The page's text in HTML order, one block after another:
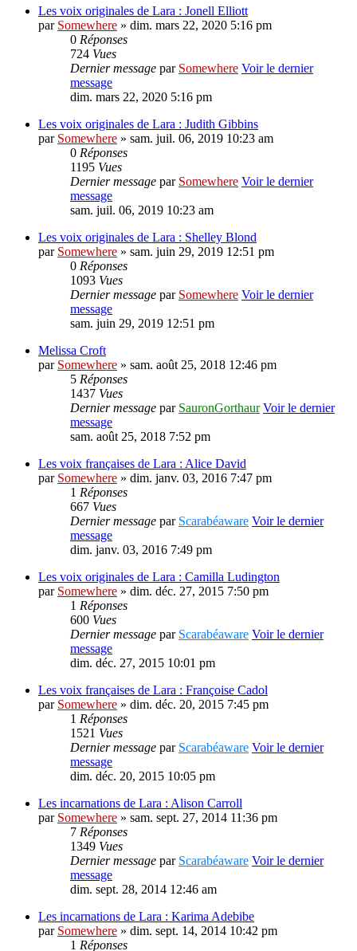
Les voix originales de Lara : Jonell Elliott
par Somewhere » dim. mars 22, 2020 5:16 pm
0 Réponses
724 Vues
Dernier message par Somewhere Voir le dernier
message
dim. mars 22, 2020 5:16 pm
Les voix originales de Lara : Judith Gibbins
par Somewhere » sam. juil. 06, 2019 10:23 am
0 Réponses
1195 Vues
Dernier message par Somewhere Voir le dernier
message
sam. juil. 06, 2019 10:23 am
Les voix originales de Lara : Shelley Blond
par Somewhere » sam. juin 29, 2019 12:51 pm
0 Réponses
1093 Vues
Dernier message par Somewhere Voir le dernier
message
sam. juin 29, 2019 12:51 pm
Melissa Croft
par Somewhere » sam. août 25, 2018 12:46 pm
5 Réponses
1437 Vues
Dernier message par SauronGorthaur Voir le dernier
message
sam. août 25, 2018 7:52 pm
Les voix françaises de Lara : Alice David
par Somewhere » dim. janv. 03, 2016 7:47 pm
1 Réponses
667 Vues
Dernier message par Scarabéaware Voir le dernier
message
dim. janv. 03, 2016 7:49 pm
Les voix originales de Lara : Camilla Ludington
par Somewhere » dim. déc. 27, 2015 7:50 pm
1 Réponses
600 Vues
Dernier message par Scarabéaware Voir le dernier
message
dim. déc. 27, 2015 10:01 pm
Les voix françaises de Lara : Françoise Cadol
par Somewhere » dim. déc. 20, 2015 7:45 pm
1 Réponses
1521 Vues
Dernier message par Scarabéaware Voir le dernier
message
dim. déc. 20, 2015 10:05 pm
Les incarnations de Lara : Alison Carroll
par Somewhere » sam. sept. 27, 2014 11:36 pm
7 Réponses
1349 Vues
Dernier message par Scarabéaware Voir le dernier
message
dim. sept. 28, 2014 12:46 am
Les incarnations de Lara : Karima Adebibe
par Somewhere » dim. sept. 14, 2014 10:42 pm
1 Réponses